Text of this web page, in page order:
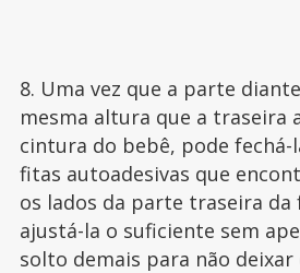
8. Uma vez que a parte
mesma altura que a traseira
cintura do bebê, pode fechá-
fitas autoadesivas que
os lados da parte traseira da
ajustá-la o suficiente sem
solto demais para não deixar